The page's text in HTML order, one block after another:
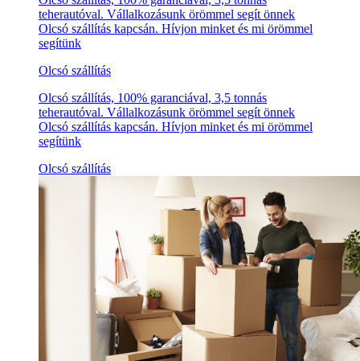
teherautóval. Vállalkozásunk örömmel segít önnek
Olcsó szállítás kapcsán. Hívjon minket és mi örömmel
segítünk
Olcsó szállítás
Olcsó szállítás, 100% garanciával, 3,5 tonnás
teherautóval. Vállalkozásunk örömmel segít önnek
Olcsó szállítás kapcsán. Hívjon minket és mi örömmel
segítünk
Olcsó szállítás